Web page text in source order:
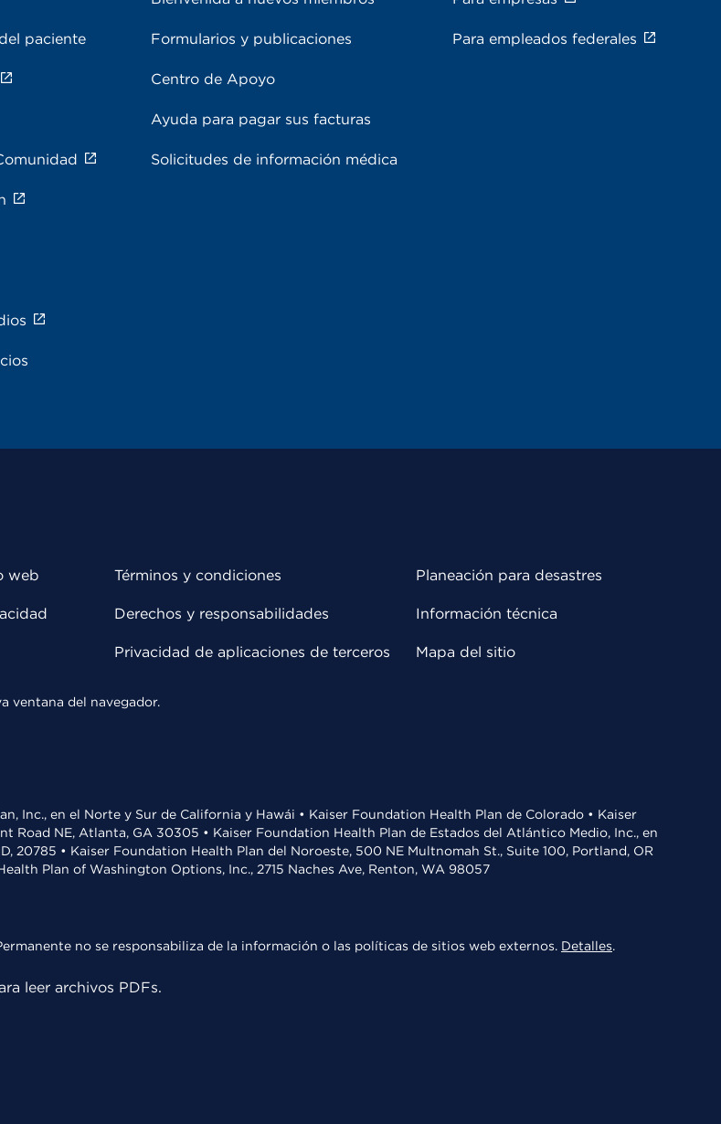
paciente Formularios y publicaciones
Centro de Apoyo
Ayuda para pagar sus facturas
Solicitudes de información médica
Para empleados federales
web Términos y condiciones
Derechos y responsabilidades
Privacidad de aplicaciones de terceros
Planeación para desastres
Información técnica
Mapa del sitio
ventana del navegador.
Inc., en el Norte y Sur de California y Hawái • Kaiser Foundation Health Plan de Colorado • Kaiser
Road NE, Atlanta, GA 30305 • Kaiser Foundation Health Plan de Estados del Atlántico Medio, Inc., en
20785 • Kaiser Foundation Health Plan del Noroeste, 500 NE Multnomah St., Suite 100, Portland, OR
Plan of Washington Options, Inc., 2715 Naches Ave, Renton, WA 98057
no se responsabiliza de la información o las políticas de sitios web externos. Detalles.
leer archivos PDFs.